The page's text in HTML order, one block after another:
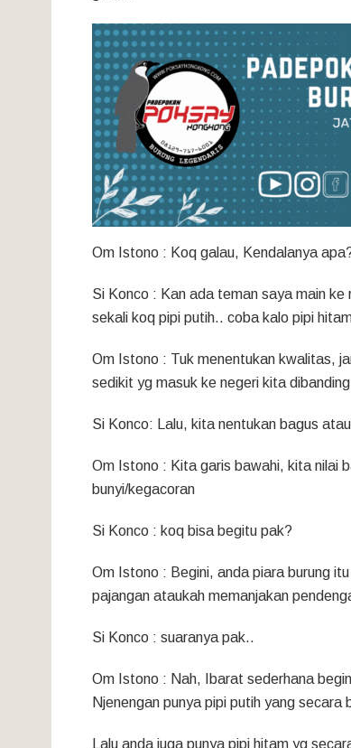
Om Istono : Koq galau, Kendalanya
Si Konco : Kan ada teman saya main
sekali koq pipi putih.. coba kalo pipi
Om Istono : Tuk menentukan kwalitas,
sedikit yg masuk ke negeri kita
Si Konco: Lalu, kita nentukan bagus
Om Istono : Kita garis bawahi, kita nilai
bunyi/kegacoran
Si Konco : koq bisa begitu pak?
Om Istono : Begini, anda piara burung
pajangan ataukah memanjakan
Si Konco : suaranya pak..
Om Istono : Nah, Ibarat sederhana
Njenengan punya pipi putih yang secara
Lalu anda juga punya pipi hitam yg